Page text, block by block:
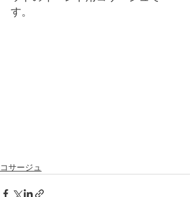
す。
コサージュ